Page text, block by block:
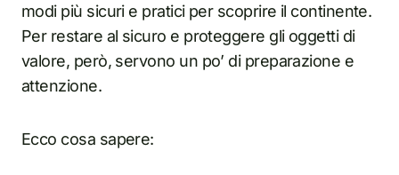
modi più sicuri e pratici per scoprire il continente.
Per restare al sicuro e proteggere gli oggetti di
valore, però, servono un po’ di preparazione e
attenzione.
Ecco cosa sapere: